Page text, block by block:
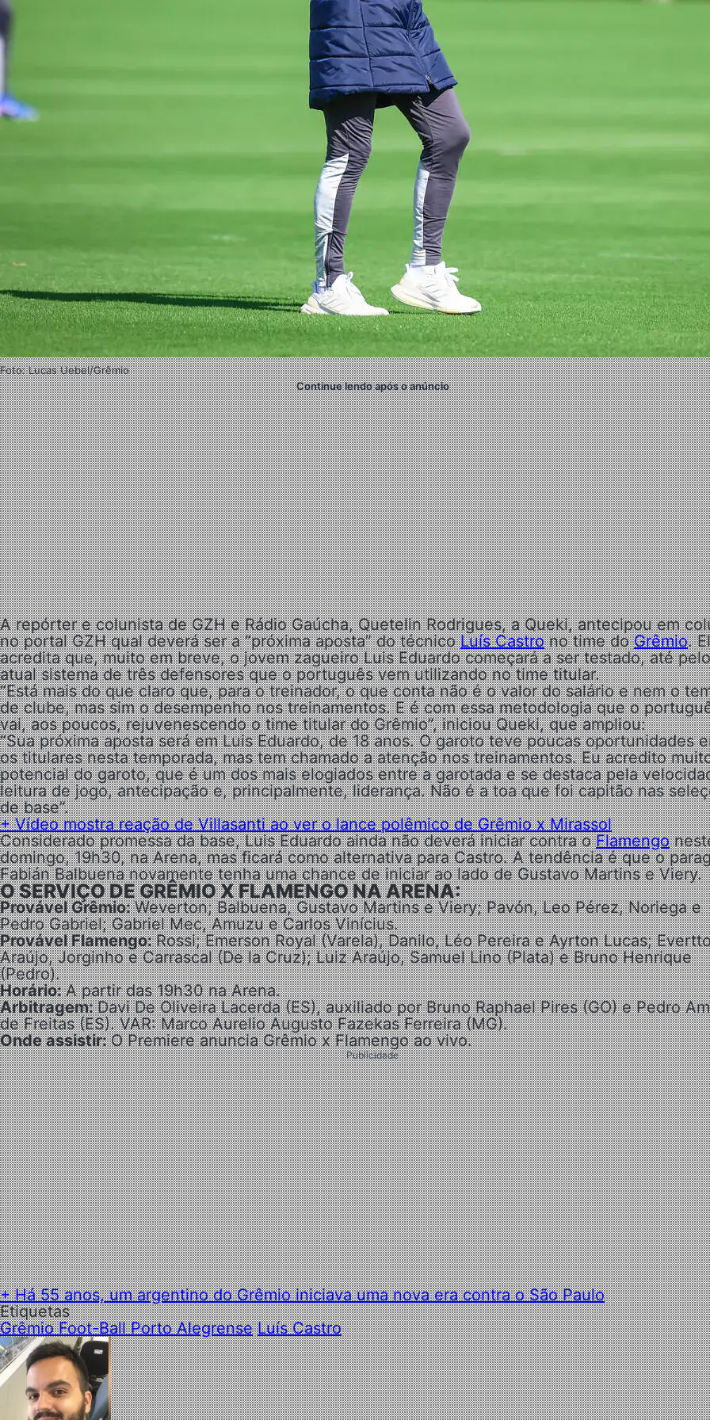
Foto: Lucas Uebel/Grêmio
Continue lendo após o anúncio
A repórter e colunista de GZH e Rádio Gaúcha, Quetelin Rodrigues, a Queki, antecipou em
no portal GZH qual deverá ser a “próxima aposta” do técnicoLuís Castrono time doGrêmio.
acredita que, muito em breve, o jovem zagueiro Luis Eduardo começará a ser testado, até pelo
atual sistema de três defensores que o português vem utilizando no time titular.
“Está mais do que claro que, para o treinador, o que conta não é o valor do salário e nem o
de clube, mas sim o desempenho nos treinamentos. E é com essa metodologia que o
vai, aos poucos, rejuvenescendo o time titular do Grêmio”, iniciou Queki, que ampliou:
“Sua próxima aposta será em Luis Eduardo, de 18 anos. O garoto teve poucas oportunidades
os titulares nesta temporada, mas tem chamado a atenção nos treinamentos. Eu acredito
potencial do garoto, que é um dos mais elogiados entre a garotada e se destaca pela
leitura de jogo, antecipação e, principalmente, liderança. Não é a toa que foi capitão nas
de base”.
+ Vídeo mostra reação de Villasanti ao ver o lance polêmico de Grêmio x Mirassol
Considerado promessa da base, Luis Eduardo ainda não deverá iniciar contra oFlamengo
domingo, 19h30, na Arena, mas ficará como alternativa para Castro. A tendência é que o
Fabián Balbuena novamente tenha uma chance de iniciar ao lado de Gustavo Martins e Viery.
O SERVIÇO DE GRÊMIO X FLAMENGO NA ARENA:
Provável Grêmio:Weverton; Balbuena, Gustavo Martins e Viery; Pavón, Leo Pérez, Noriega e
Pedro Gabriel; Gabriel Mec, Amuzu e Carlos Vinícius.
Provável Flamengo:Rossi; Emerson Royal (Varela), Danilo, Léo Pereira e Ayrton Lucas;
Araújo, Jorginho e Carrascal (De la Cruz); Luiz Araújo, Samuel Lino (Plata) e Bruno Henrique
(Pedro).
Horário:A partir das 19h30 na Arena.
Arbitragem:Davi De Oliveira Lacerda (ES), auxiliado por Bruno Raphael Pires (GO) e Pedro
de Freitas (ES). VAR: Marco Aurelio Augusto Fazekas Ferreira (MG).
Onde assistir:O Premiere anuncia Grêmio x Flamengo ao vivo.
Publicidade
+ Há 55 anos, um argentino do Grêmio iniciava uma nova era contra o São Paulo
Etiquetas
Grêmio Foot-Ball Porto Alegrense Luís Castro